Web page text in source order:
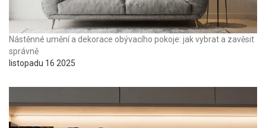
Nástěnné umění a dekorace obývacího pokoje: jak vybrat a zavěsit
správně
listopadu 16 2025